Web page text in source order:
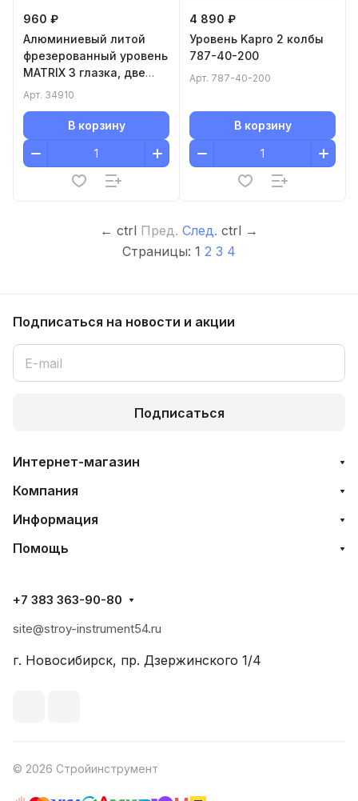
960 ₽
Алюминиевый литой
фрезерованный уровень
MATRIX 3 глазка, две
ударные площадки, 235
Арт. 34910
В корзину
4 890 ₽
Уровень Kapro 2 колбы
787-40-200
Арт. 787-40-200
В корзину
← ctrl Пред. След. ctrl →
Страницы: 1 2 3 4
Подписаться на новости и акции
Подписаться
Интернет-магазин
Компания
Информация
Помощь
+7 383 363-90-80
site@stroy-instrument54.ru
г. Новосибирск, пр. Дзержинского 1/4
© 2026 Стройинструмент